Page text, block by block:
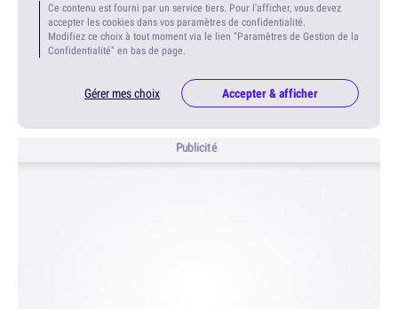
Ce contenu est fourni par un service tiers. Pour l'afficher, vous devez
accepter les cookies dans vos paramètres de confidentialité.
Modifiez ce choix à tout moment via le lien "Paramètres de Gestion de la
Confidentialité" en bas de page.
Gérer mes choix Accepter & afficher
Publicité